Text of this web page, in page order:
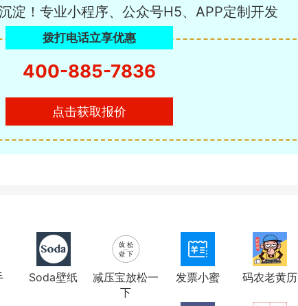
淀！专业小程序、公众号H5、APP定制开发
拨打电话立享优惠
400-885-7836
点击获取报价
Soda壁纸
减压宝放松一
下
发票小蜜 码农老黄历